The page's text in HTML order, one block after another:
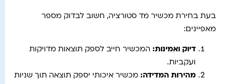
בעת בחירת מכשיר מד סטורציה, חשוב לבדוק מספר
מאפיינים:
דיוק ואמינות: המכשיר חייב לספק תוצאות מדויקות
ועקביות.
מהירות המדידה: מכשיר איכותי יספק תוצאה תוך שניות